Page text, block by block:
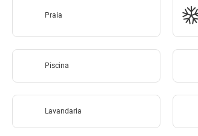
Praia
Piscina
Lavandaria